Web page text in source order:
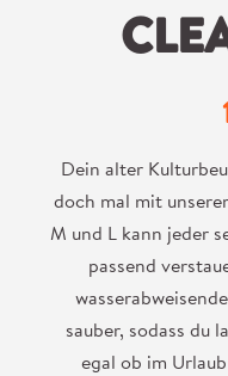
Dein alter
doch mal mit
M und L kann jeder
passend
sauber, sodass du
egal ob im